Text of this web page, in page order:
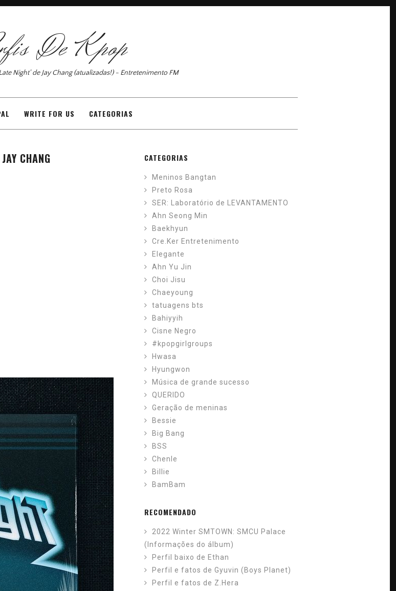
De Kpop
Night' de Jay Chang (atualizadas!) - Entretenimento FM
WRITE FOR US CATEGORIAS
CHANG CATEGORIAS
Meninos Bangtan
Preto Rosa
SER: Laboratório de LEVANTAMENTO
Ahn Seong Min
Baekhyun
Cre.Ker Entretenimento
Elegante
Ahn Yu Jin
Choi Jisu
Chaeyoung
tatuagens bts
Bahiyyih
Cisne Negro
#kpopgirlgroups
Hwasa
Hyungwon
Música de grande sucesso
QUERIDO
Geração de meninas
Bessie
Big Bang
BSS
Chenle
Billie
BamBam
RECOMENDADO
2022 Winter SMTOWN: SMCU Palace
(Informações do álbum)
Perfil baixo de Ethan
Perfil e fatos de Gyuvin (Boys Planet)
Perfil e fatos de Z.Hera